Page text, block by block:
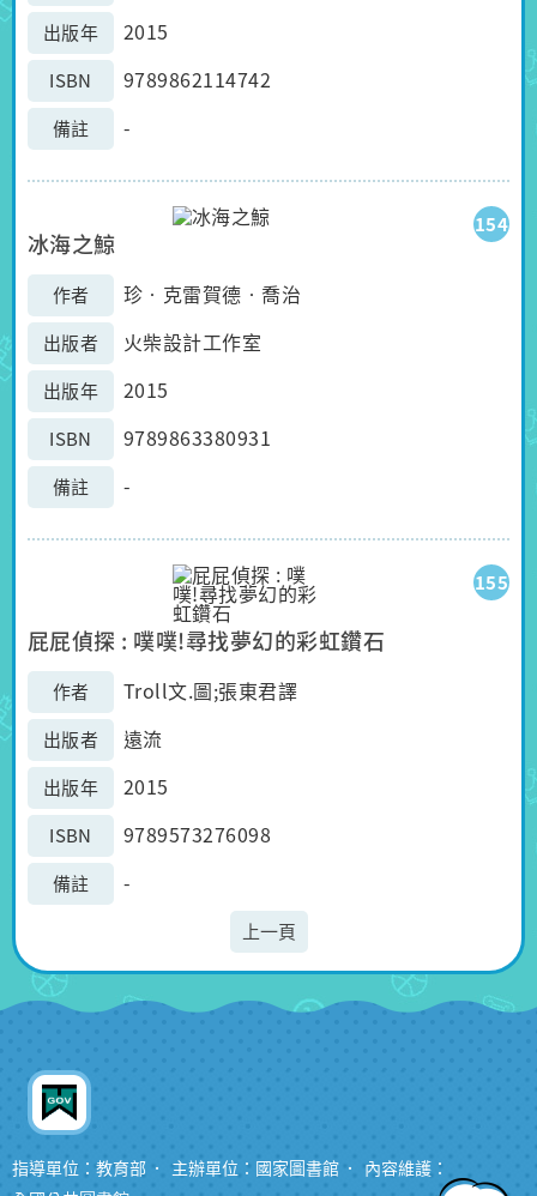
出版年 2015
ISBN 9789862114742
備註 -
154
冰海之鯨
作者 珍‧克雷賀德‧喬治
出版者 火柴設計工作室
出版年 2015
ISBN 9789863380931
備註 -
155
屁屁偵探 : 噗噗!尋找夢幻的彩虹鑽石
作者 Troll文.圖;張東君譯
出版者 遠流
出版年 2015
ISBN 9789573276098
備註 -
上一頁
指導單位：教育部 主辦單位：國家圖書館
內容維護：